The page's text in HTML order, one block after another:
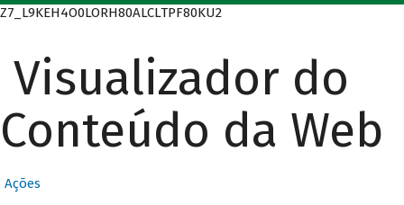
Z7_L9KEH4O0LORH80ALCLTPF80KU2
Visualizador do
Conteúdo da Web
Ações